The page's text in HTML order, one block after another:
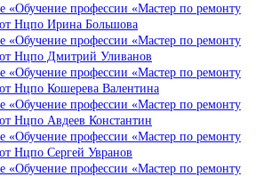
«Обучение профессии «Мастер по ремонту
от Нцпо Ирина Большова
«Обучение профессии «Мастер по ремонту
от Нцпо Дмитрий Уливанов
«Обучение профессии «Мастер по ремонту
Нцпо Кошерева Валентина
«Обучение профессии «Мастер по ремонту
Нцпо Авдеев Константин
«Обучение профессии «Мастер по ремонту
Нцпо Сергей Увранов
«Обучение профессии «Мастер по ремонту